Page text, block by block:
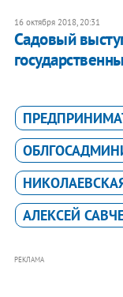
16 октября 2018, 20:31
Садовый
АЛЕКСЕЙ
РЕКЛАМА